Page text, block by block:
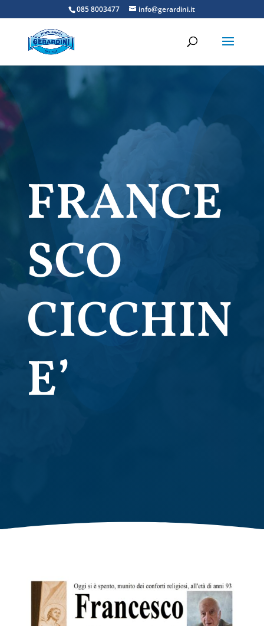
085 8003477 info@gerardini.it
FRANCE
SCO
CICCHIN
E’